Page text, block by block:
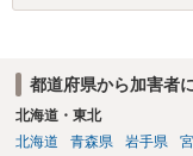
り調べ内容を録音する
都道府県から加害者
北海道・東北
北海道
青森県 岩手県